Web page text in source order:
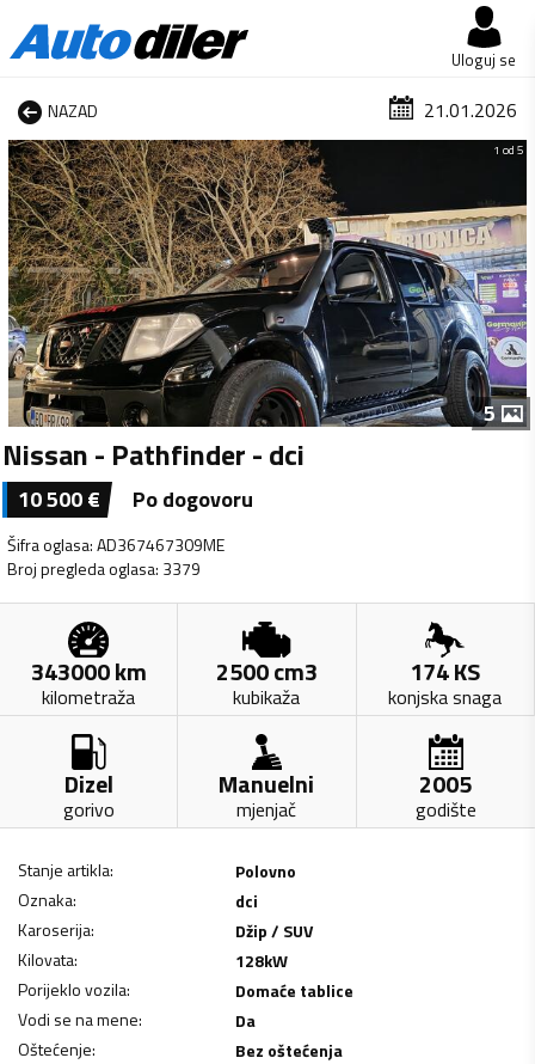
Uloguj se
NAZAD 21.01.2026
1 od 5
5
Nissan - Pathfinder - dci
10 500€ Po dogovoru
Šifra oglasa:AD367467309ME
Broj pregleda oglasa: 3379
343000km
kilometraža
2500cm3
kubikaža
174KS
konjska snaga
Dizel
gorivo
Manuelni
mjenjač
2005
godište
Stanje artikla:
Polovno
Oznaka:
dci
Karoserija:
Džip / SUV
Kilovata: 128kW
Porijeklo vozila:
Domaće tablice
Vodi se na mene:
Da
Oštećenje:
Bez oštećenja